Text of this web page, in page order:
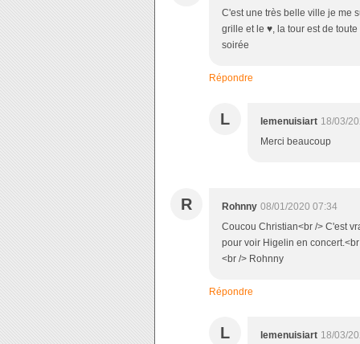
C'est une très belle ville je me
grille et le ♥, la tour est de
soirée
Répondre
L lemenuisiart 18/03/
Merci beaucoup
R Rohnny 08/01/2020 07:34
Coucou Christian<br /> C'est
pour voir Higelin en
<br /> Rohnny
Répondre
L lemenuisiart 18/03/